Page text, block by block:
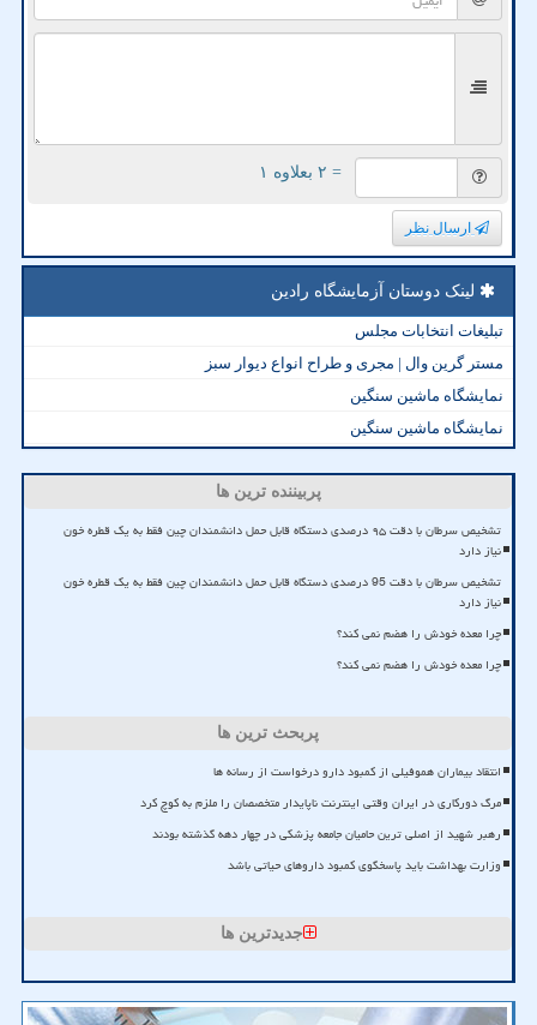
= ۲ بعلاوه ۱
ارسال نظر
لینک دوستان آزمایشگاه رادین
تبلیغات انتخابات مجلس
مستر گرین وال | مجری و طراح انواع دیوار سبز
نمایشگاه ماشین سنگین
نمایشگاه ماشین سنگین
پربیننده ترین ها
تشخیص سرطان با دقت ۹۵ درصدی دستگاه قابل حمل دانشمندان چین فقط به یک قطره خون
نیاز دارد
تشخیص سرطان با دقت 95 درصدی دستگاه قابل حمل دانشمندان چین فقط به یک قطره خون
نیاز دارد
چرا معده خودش را هضم نمی کند؟
چرا معده خودش را هضم نمی کند؟
پربحث ترین ها
انتقاد بیماران هموفیلی از کمبود دارو درخواست از رسانه ها
مرگ دورکاری در ایران وقتی اینترنت ناپایدار متخصصان را ملزم به کوچ کرد
رهبر شهید از اصلی ترین حامیان جامعه پزشکی در چهار دهه گذشته بودند
وزارت بهداشت باید پاسخگوی کمبود داروهای حیاتی باشد
جدیدترین ها